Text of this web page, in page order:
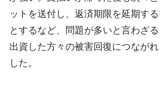
ットを送付し、返済期限を延期す
とするなど、問題が多いと言わざ
出資した方々の被害回復につなが
した。